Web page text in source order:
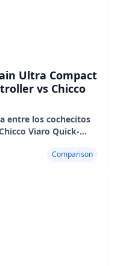
Ultra Compact
vs Chicco
entre los cochecitos
Viaro Quick-
Comparison